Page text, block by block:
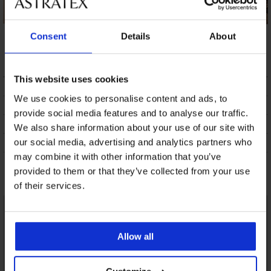
Consent Details About
This website uses cookies
We use cookies to personalise content and ads, to
provide social media features and to analyse our traffic.
We also share information about your use of our site with
our social media, advertising and analytics partners who
may combine it with other information that you’ve
provided to them or that they’ve collected from your use
of their services.
Allow all
Badpak Maia
Moonlight
109,89 €
Badpak Turquelin
Badpak Sun Lily I
BESCHRIJVING
VERZENDING EN BETALING
RUILEN
ONDERHOUD EN WASSEN
Misschien vindt u dit ook leuk